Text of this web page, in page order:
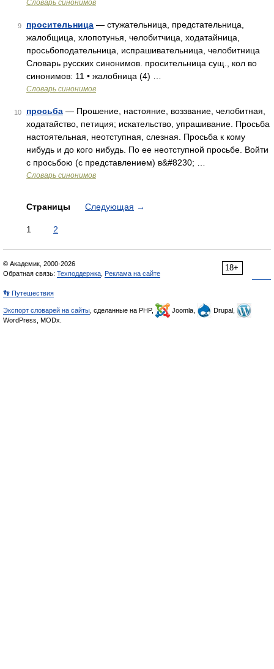
Словарь синонимов
9 просительница — стужательница, предстательница,
жалобщица, хлопотунья, челобитчица, ходатайница,
просьбоподательница, испрашивательница, челобитница
Словарь русских синонимов. просительница сущ., кол во
синонимов: 11 • жалобница (4) …
Словарь синонимов
10 просьба — Прошение, настояние, воззвание, челобитная,
ходатайство, петиция; искательство, упрашивание. Просьба
настоятельная, неотступная, слезная. Просьба к кому
нибудь и до кого нибудь. По ее неотступной просьбе. Войти
с просьбою (с представлением) в&#8230; …
Словарь синонимов
Страницы Следующая →
1 2
18+
© Академик, 2000-2026
Обратная связь: Техподдержка Реклама на сайте
👣 Путешествия
Экспорт словарей на сайты , сделанные на PHP, Joomla,
Drupal,
WordPress, MODx.